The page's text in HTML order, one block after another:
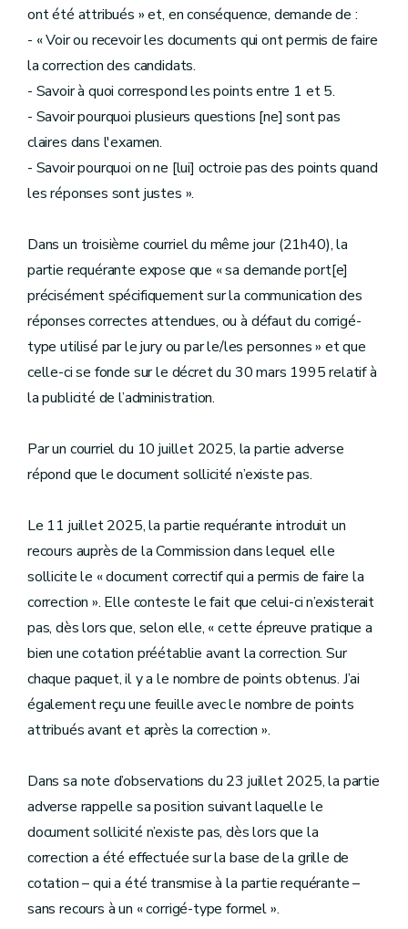
ont été attribués » et, en conséquence, demande de :
- « Voir ou recevoir les documents qui ont permis de faire
la correction des candidats.
- Savoir à quoi correspond les points entre 1 et 5.
- Savoir pourquoi plusieurs questions [ne] sont pas
claires dans l'examen.
- Savoir pourquoi on ne [lui] octroie pas des points quand
les réponses sont justes ».
Dans un troisième courriel du même jour (21h40), la
partie requérante expose que « sa demande port[e]
précisément spécifiquement sur la communication des
réponses correctes attendues, ou à défaut du corrigé-
type utilisé par le jury ou par le/les personnes » et que
celle-ci se fonde sur le décret du 30 mars 1995 relatif à
la publicité de l’administration.
Par un courriel du 10 juillet 2025, la partie adverse
répond que le document sollicité n’existe pas.
Le 11 juillet 2025, la partie requérante introduit un
recours auprès de la Commission dans lequel elle
sollicite le « document correctif qui a permis de faire la
correction ». Elle conteste le fait que celui-ci n’existerait
pas, dès lors que, selon elle, « cette épreuve pratique a
bien une cotation préétablie avant la correction. Sur
chaque paquet, il y a le nombre de points obtenus. J’ai
également reçu une feuille avec le nombre de points
attribués avant et après la correction ».
Dans sa note d’observations du 23 juillet 2025, la partie
adverse rappelle sa position suivant laquelle le
document sollicité n’existe pas, dès lors que la
correction a été effectuée sur la base de la grille de
cotation – qui a été transmise à la partie requérante –
sans recours à un « corrigé-type formel ».